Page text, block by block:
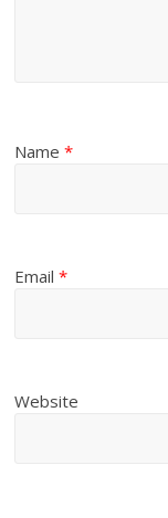
Name*
Email*
Website